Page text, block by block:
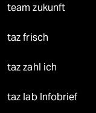
team zukunft
taz frisch
taz zahl ich
taz lab Infobrief